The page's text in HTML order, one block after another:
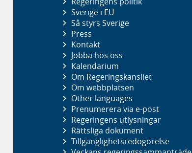
Sverige i EU
Så styrs Sverige
Press
Kontakt
Jobba hos oss
Kalendarium
Om Regeringskansliet
Om webbplatsen
Other languages
Prenumerera via e-post
Regeringens utlysningar
Rättsliga dokument
Tillgänglighetsredogörelse